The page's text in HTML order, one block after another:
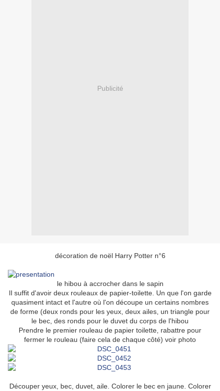
Publicité
décoration de noël Harry Potter n°6
le hibou à accrocher dans le sapin
Il suffit d'avoir deux rouleaux de papier-toilette. Un que l'on garde
quasiment intact et l'autre où l'on découpe un certains nombres
de forme (deux ronds pour les yeux, deux ailes, un triangle pour
le bec, des ronds pour le duvet du corps de l'hibou
Prendre le premier rouleau de papier toilette, rabattre pour
fermer le rouleau (faire cela de chaque côté) voir photo
Découper yeux, bec, duvet, aile. Colorer le bec en jaune. Colorer